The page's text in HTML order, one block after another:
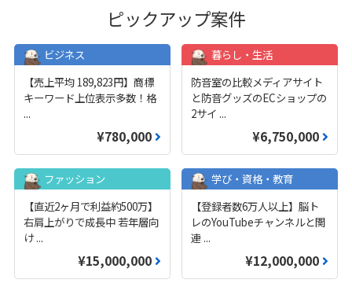
ピックアップ案件
ビジネス
【売上平均 189,823円】商標
キーワード上位表示多数！格
...
¥780,000
暮らし・生活
防音室の比較メディアサイト
と防音グッズのECショップの
2サイ ...
¥6,750,000
ファッション
【直近2ヶ月で利益約500万】
右肩上がりで成長中 若年層向
け...
¥15,000,000
学び・資格・教育
【登録者数6万人以上】脳ト
レのYouTubeチャンネルと関
連 ...
¥12,000,000